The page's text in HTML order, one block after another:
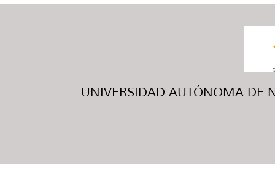
UNIVERSIDAD AUTÓNOMA DE